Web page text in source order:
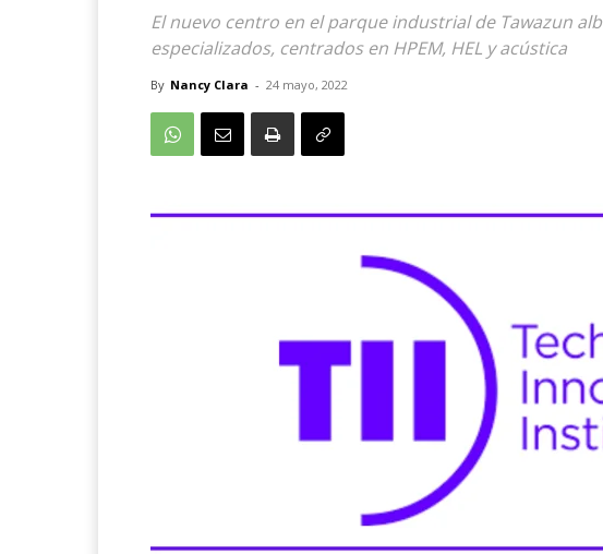
El nuevo centro en el parque industrial de Tawazun
especializados, centrados en HPEM, HEL y acústica
By Nancy Clara - 24 mayo, 2022